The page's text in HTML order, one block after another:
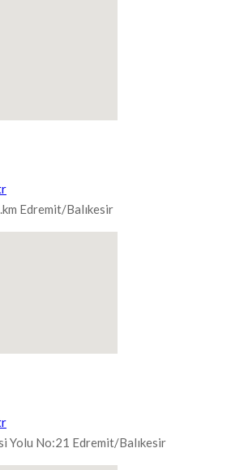
Edremit/Balıkesir
Yolu No:21 Edremit/Balıkesir